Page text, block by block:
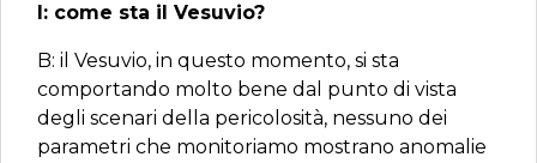
I: come sta il Vesuvio?
B: il Vesuvio, in questo momento, si sta
comportando molto bene dal punto di vista
degli scenari della pericolosità, nessuno dei
parametri che monitoriamo mostrano anomalie